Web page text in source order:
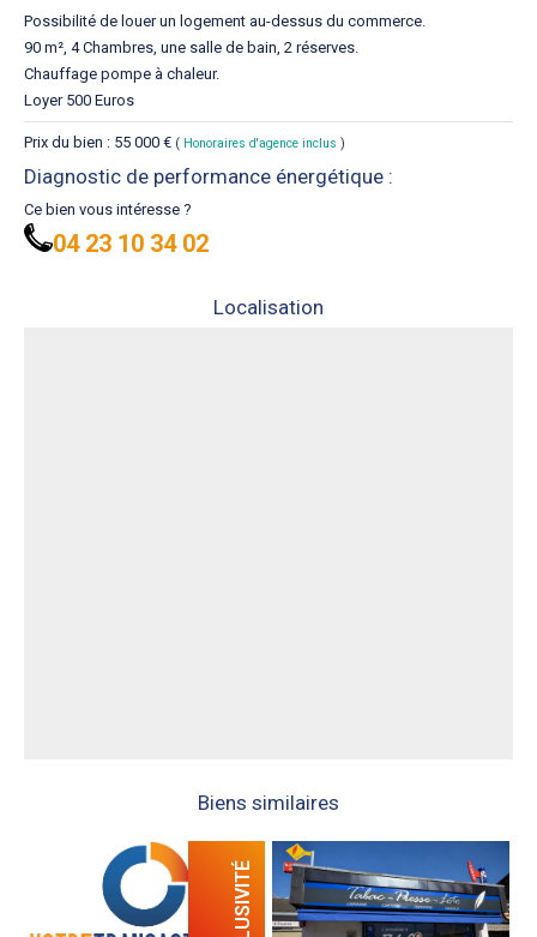
Possibilité de louer un logement au-dessus du commerce.
90 m², 4 Chambres, une salle de bain, 2 réserves.
Chauffage pompe à chaleur.
Loyer 500 Euros
Prix du bien : 55 000 € ( Honoraires d'agence inclus )
Diagnostic de performance énergétique :
Ce bien vous intéresse ?
04 23 10 34 02
Localisation
Biens similaires